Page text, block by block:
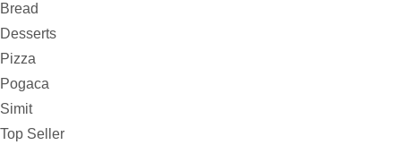
Bread
Desserts
Pizza
Pogaca
Simit
Top Seller